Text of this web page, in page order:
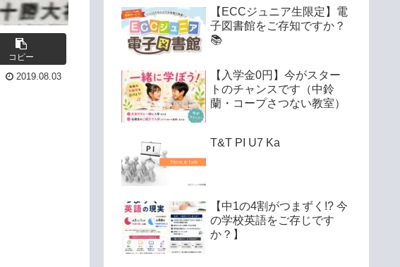
コピー
2019.08.03
【ECCジュニア生限定】電
子図書館をご存知ですか？
📚
【入学金0円】今がスター
トのチャンスです（中鈴
蘭・コープさつない教室）
T&T PI U7 Ka
【中1の4割がつまずく!? 今
の学校英語をご存じです
か？】